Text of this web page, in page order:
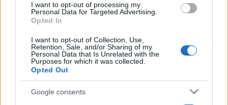
I want to opt-out of processing my
Personal Data for Targeted Advertising.
Opted In
I want to opt-out of Collection, Use,
Retention, Sale, and/or Sharing of my
Personal Data that Is Unrelated with the
Purposes for which it was collected.
Opted Out
Google consents